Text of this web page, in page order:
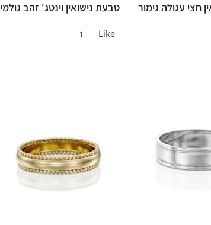
חצי עגולה גימור
טבעת נישואין וינטג' זהב גולמי
Like
1